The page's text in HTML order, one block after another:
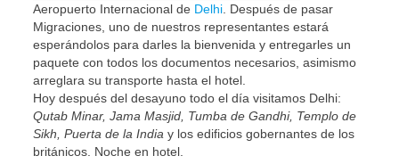
Aeropuerto Internacional de Delhi . Después de pasar
Migraciones, uno de nuestros representantes estará
esperándolos para darles la bienvenida y entregarles un
paquete con todos los documentos necesarios, asimismo
arreglara su transporte hasta el hotel.
Hoy después del desayuno todo el día visitamos Delhi:
Qutab Minar, Jama Masjid, Tumba de Gandhi, Templo de
Sikh, Puerta de la India y los edificios gobernantes de los
británicos. Noche en hotel.